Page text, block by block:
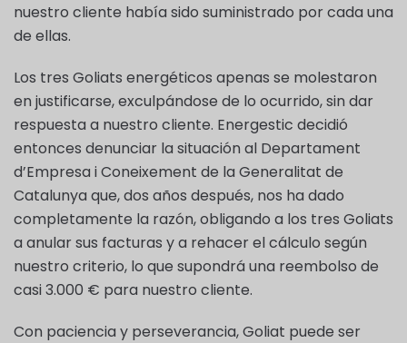
nuestro cliente había sido suministrado por cada una
de ellas.
Los tres Goliats energéticos apenas se molestaron
en justificarse, exculpándose de lo ocurrido, sin dar
respuesta a nuestro cliente. Energestic decidió
entonces denunciar la situación al Departament
d’Empresa i Coneixement de la Generalitat de
Catalunya que, dos años después, nos ha dado
completamente la razón, obligando a los tres Goliats
a anular sus facturas y a rehacer el cálculo según
nuestro criterio, lo que supondrá una reembolso de
casi 3.000 € para nuestro cliente.
Con paciencia y perseverancia, Goliat puede ser